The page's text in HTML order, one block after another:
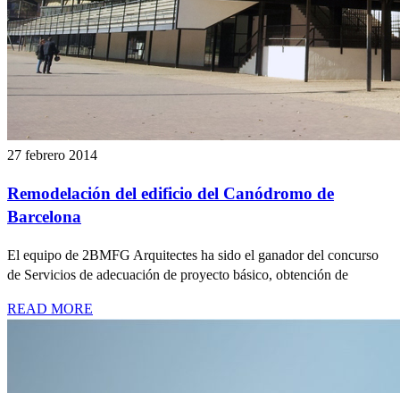
27 febrero 2014
Remodelación del edificio del Canódromo de
Barcelona
El equipo de 2BMFG Arquitectes ha sido el ganador del concurso
de Servicios de adecuación de proyecto básico, obtención de
READ MORE